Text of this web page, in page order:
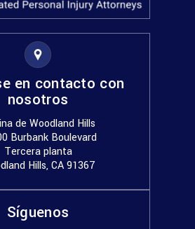
en contacto con
nosotros
de Woodland Hills
Burbank Boulevard
Tercera planta
Hills, CA 91367
Síguenos